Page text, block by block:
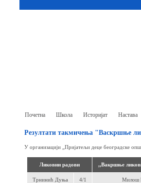
Почетна Школа Историјат Настава
Резултати такмичења "Васкршње
У организацији „Пријатељи деце београдске
Ликовни радови ,,Вакршње
Трнинић Дуња 4/1 Милош